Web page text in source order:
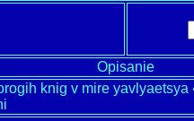
Opisanie
knig v mire